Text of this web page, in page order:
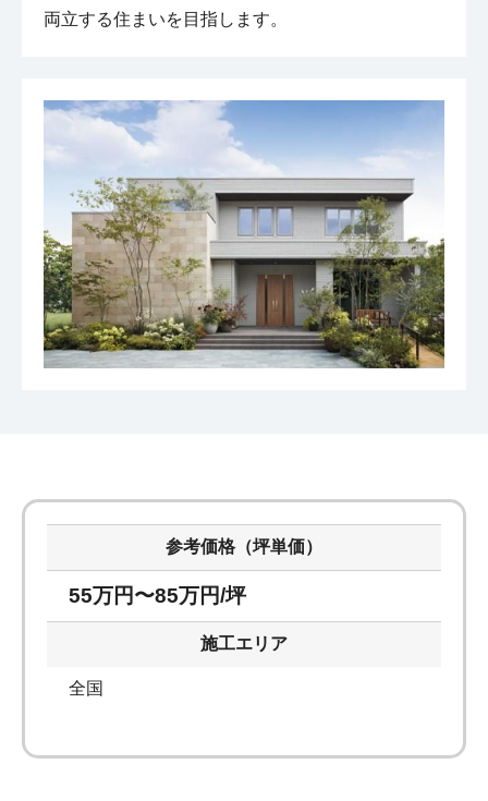
両立する住まいを目指します。
参考価格（坪単価）
55万円〜85万円/坪
施工エリア
全国